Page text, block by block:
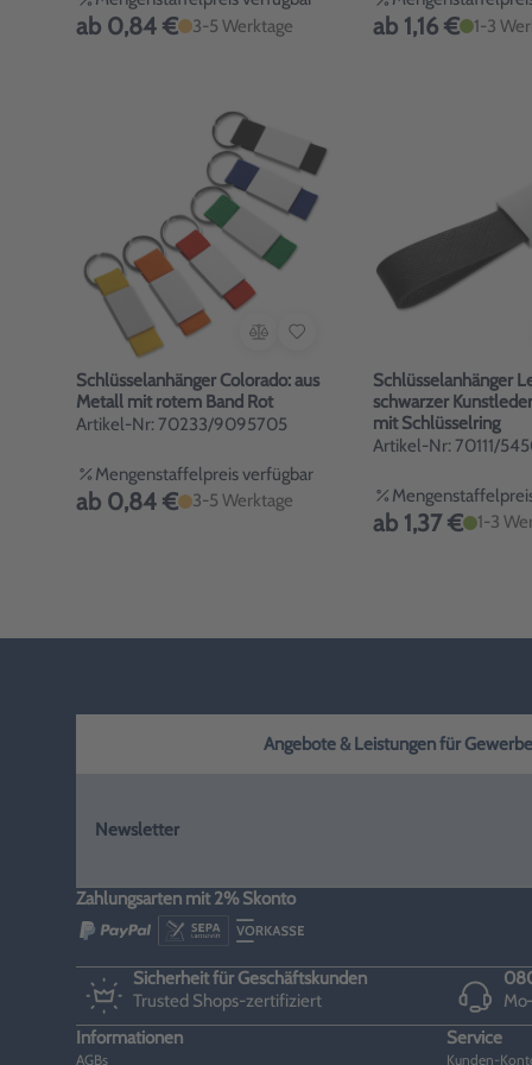
ab 0,84 € 3-5 Werktage ab 1,16 € 1-3
Schlüsselanhänger Colorado: aus
Metall mit rotem Band Rot
Artikel-Nr: 70233/9095705
Mengenstaffelpreis verfügbar
ab 0,84 € 3-5 Werktage
Schlüsselanhänger
schwarzer
mit Schlüsselring
Artikel-Nr: 70111/
ab 1,37 € 1-3
Angebote & Leistungen für
Newsletter
Zahlungsarten mit 2% Skonto
Sicherheit für Geschäftskunden
Trusted Shops-zertifiziert
Informationen
AGBs
Service
Kunden-